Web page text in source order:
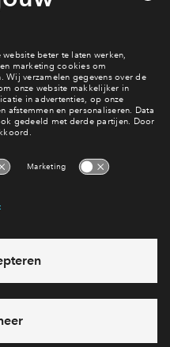
wordt dit wel de
juist de laatste in je
ook
hele gezellige
antwoord? Bel ons op088